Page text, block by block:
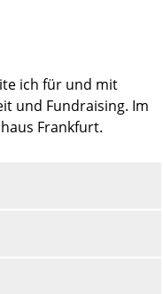
ich für und mit
und Fundraising. Im
Frankfurt.